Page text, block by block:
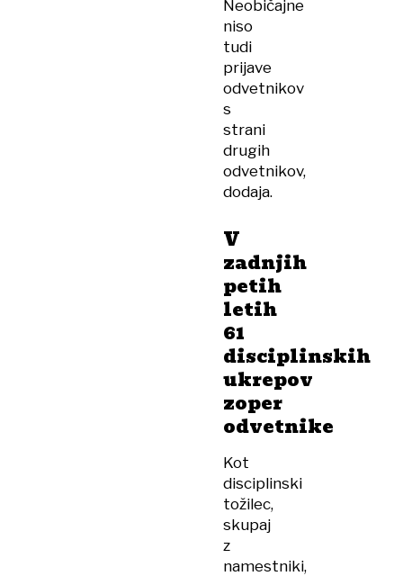
Neobičajne
niso
tudi
prijave
odvetnikov
s
strani
drugih
odvetnikov,
dodaja.
V
zadnjih
petih
letih
61
disciplinskih
ukrepov
zoper
odvetnike
Kot
disciplinski
tožilec,
skupaj
z
namestniki,